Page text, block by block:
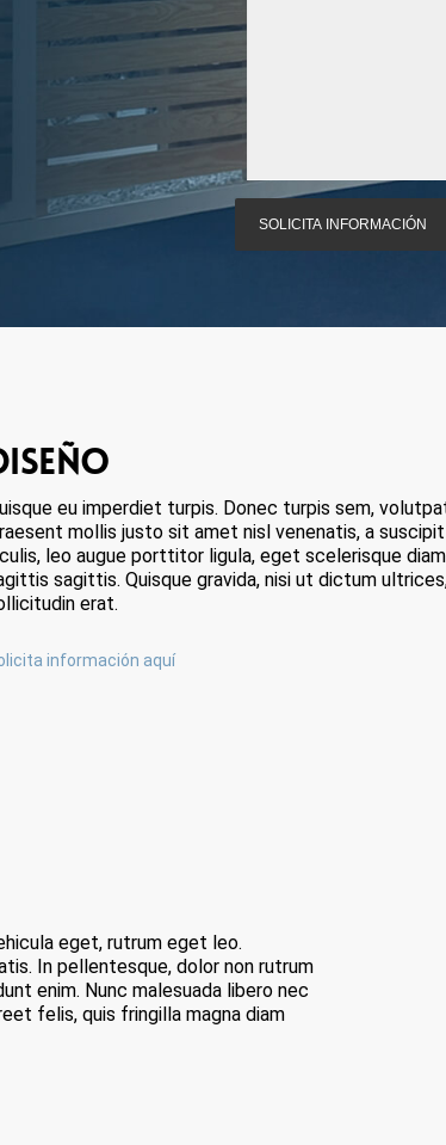
eu imperdiet turpis. Donec turpis sem,
mollis justo sit amet nisl venenatis, a
leo augue porttitor ligula, eget scelerisque
sagittis. Quisque gravida, nisi ut dictum
erat.
información aquí
eget, rutrum eget leo.
In pellentesque, dolor non rutrum
enim. Nunc malesuada libero nec
felis, quis fringilla magna diam